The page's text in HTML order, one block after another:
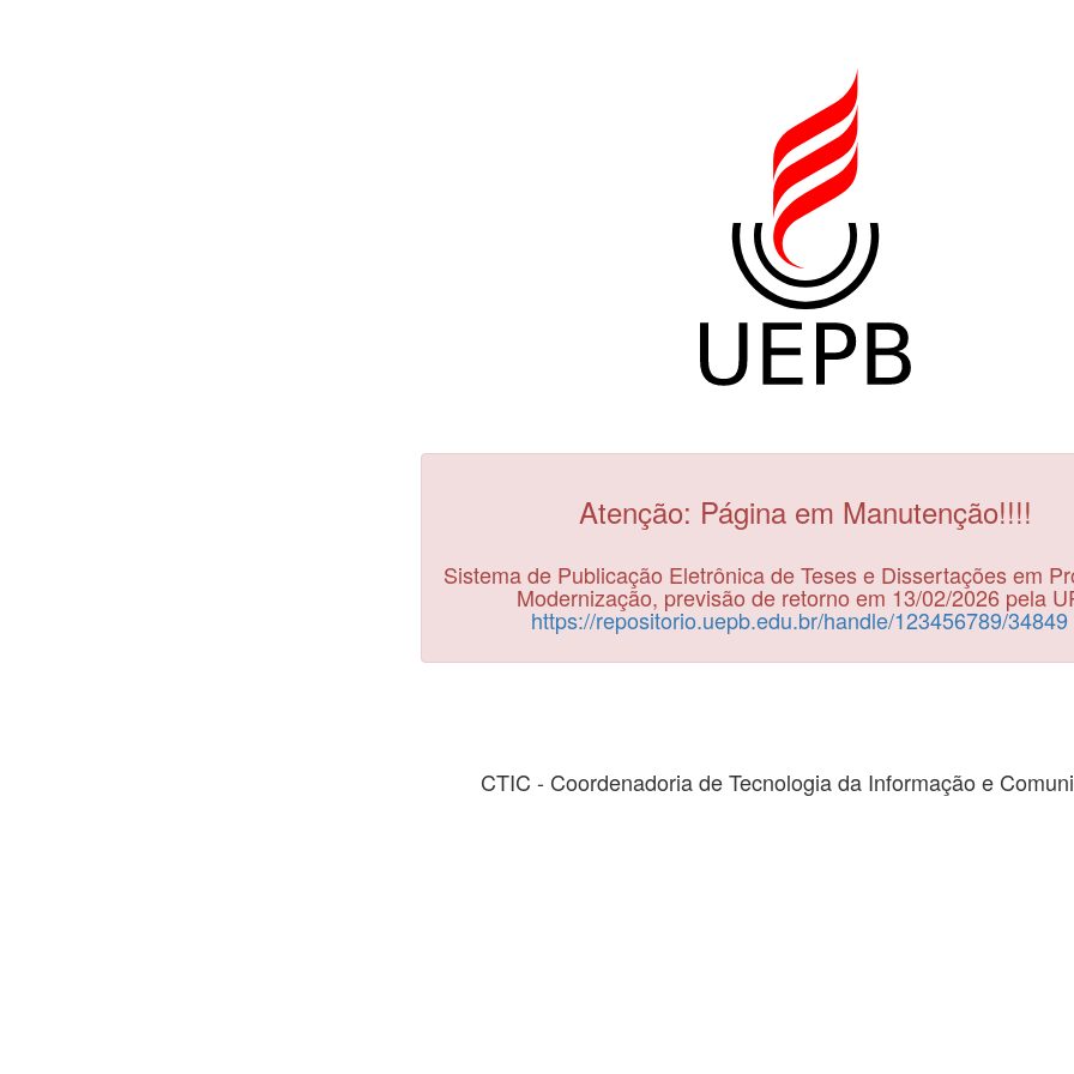
Atenção: Página em Manutenção!!!!
Sistema de Publicação Eletrônica de Teses e Dissertações em
Modernização, previsão de retorno em 13/02/2026 pela
https://repositorio.uepb.edu.br/handle/123456789/34849
CTIC - Coordenadoria de Tecnologia da Informação e